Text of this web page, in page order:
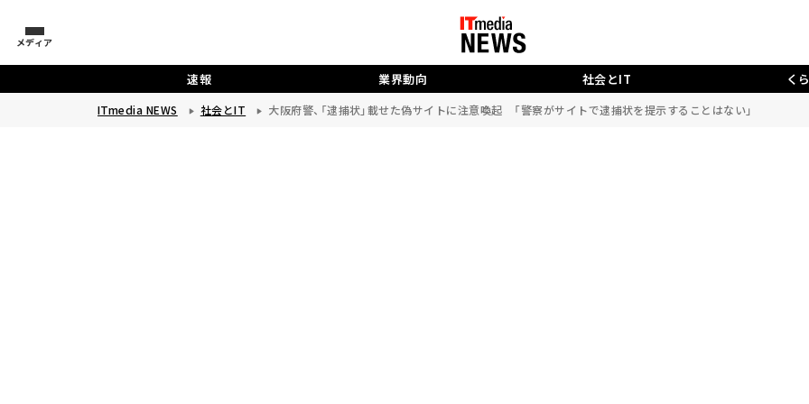
メディア
速報 業界動向 社会とIT く
ITmedia NEWS 社会とIT 大阪府警、「逮捕状」載せた偽サイトに注意喚起 「警察がサイトで逮捕状を提示することはない」